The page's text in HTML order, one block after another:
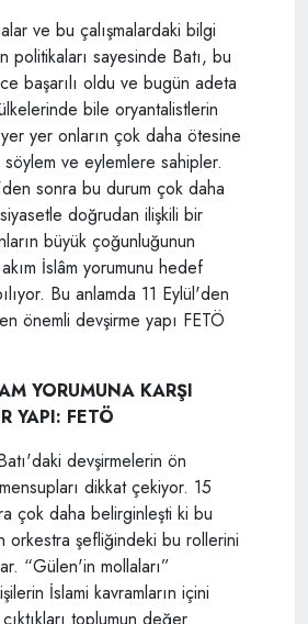
ve bu çalışmalardaki bilgi
politikaları sayesinde Batı, bu
başarılı oldu ve bugün adeta
bile oryantalistlerin
yer onların çok daha ötesine
ve eylemlere sahipler.
sonra bu durum çok daha
doğrudan ilişkili bir
büyük çoğunluğunun
İslâm yorumunu hedef
Bu anlamda 11 Eylül'den
önemli devşirme yapı FETÖ
YORUMUNA KARŞI
YAPI: FETÖ
devşirmelerin ön
dikkat çekiyor. 15
çok daha belirginleşti ki bu
orkestra şefliğindeki bu rollerini
“Gülen'in mollaları”
İslami kavramların içini
toplumun değer